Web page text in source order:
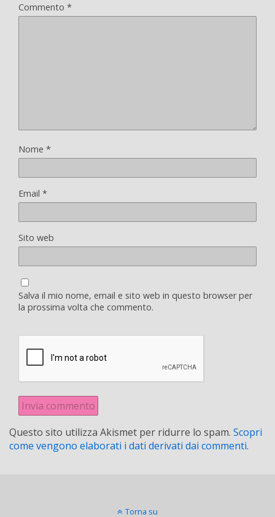
Commento *
Nome *
Email *
Sito web
Salva il mio nome, email e sito web in questo browser per
la prossima volta che commento.
Questo sito utilizza Akismet per ridurre lo spam. Scopri
come vengono elaborati i dati derivati dai commenti.
Torna su